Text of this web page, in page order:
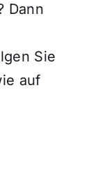
Dann
Sie
auf